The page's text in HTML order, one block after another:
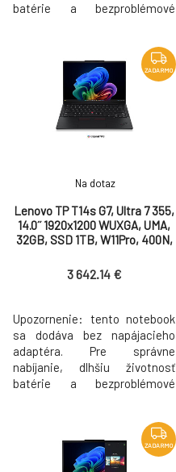
batérie a bezproblémové
odporúčaný adaptér, ktorý
bude automaticky pridaný k
produktu do košíka. Part
number 21YY004XCK Procesor
Intel Core Ultra 5 325, 8C (4P +
ZADARMO
Lenovo TP T14s G7, Ultra 7 355,
14.0˝ 1920x1200 WUXGA, UMA,
32GB, SSD 1TB, W11Pro, 400N,
Na dotaz
3 642.14 €
Upozornenie: tento notebook
sa dodáva bez napájacieho
adaptéra. Pre správne
nabíjanie, dlhšiu životnosť
batérie a bezproblémové
odporúčaný adaptér, ktorý
bude automaticky pridaný k
produktu do košíka. Part
ZADARMO